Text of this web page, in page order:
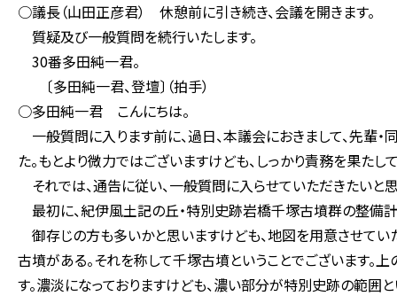
○議長（山田正彦君） 休憩前に引き続き、会議を開きます。
質疑及び一般質問を続行いたします。
30番多田純一君。
〔多田純一君、登壇〕（拍手）
○多田純一君 こんにちは。
一般質問に入ります前に、過日、本議会におきまして、先輩
た。もとより微力ではございますけども、しっかり責務を果たし
それでは、通告に従い、一般質問に入らせていただきたいと思
最初に、紀伊風土記の丘・特別史跡岩橋千塚古墳群の整備
御存じの方も多いかと思いますけども、地図を用意させてい
古墳がある。それを称して千塚古墳ということでございます。
す。濃淡になっておりますけども、濃い部分が特別史跡の範囲と